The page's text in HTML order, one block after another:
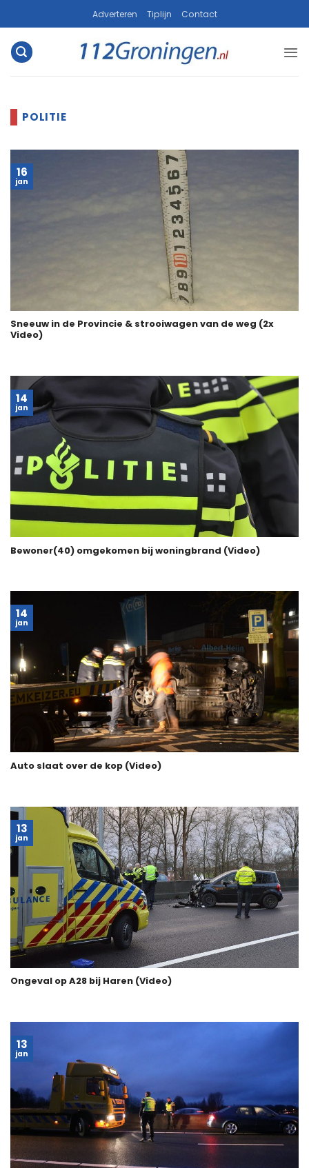
naar
inhoud
Adverteren Tiplijn Contact
Sneeuw in de Provincie & strooiwagen van de weg (2x
Video)
16
jan
Bewoner(40) omgekomen bij woningbrand (Video)
14
jan
Auto slaat over de kop (Video)
14
jan
Ongeval op A28 bij Haren (Video)
13
jan
13
jan